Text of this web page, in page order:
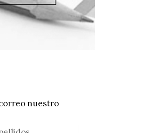
nuestro